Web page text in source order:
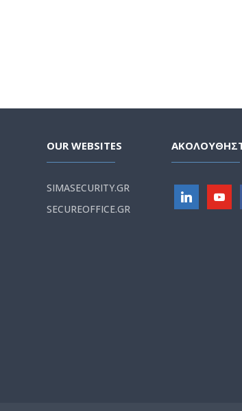
OUR WEBSITES
SIMASECURITY.GR
SECUREOFFICE.GR